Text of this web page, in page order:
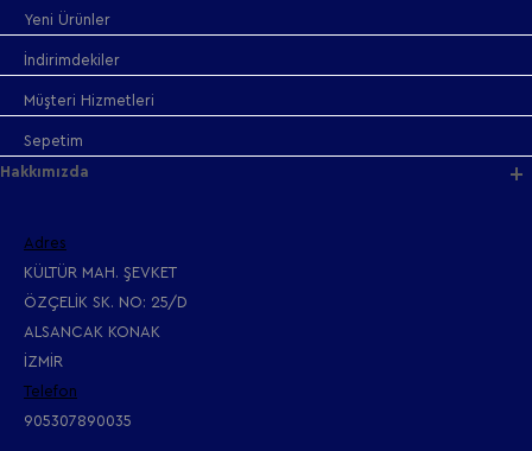
Yeni Ürünler
İndirimdekiler
Müşteri Hizmetleri
Sepetim
Hakkımızda
Adres
KÜLTÜR MAH. ŞEVKET
ÖZÇELİK SK. NO: 25/D
ALSANCAK KONAK
İZMİR
Telefon
905307890035